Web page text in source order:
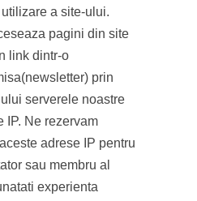
a site-ului.
pagini din site
link dintr-o
prin
serverele noastre
IP. Ne rezervam
adrese IP pentru
sau membru al
experienta